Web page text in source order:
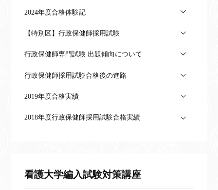
2024年度合格体験記
【特別区】行政保健師採用試験
行政保健師専門試験 出題傾向について
行政保健師採用試験合格後の進路
2019年度合格実績
2018年度行政保健師採用試験合格実績
看護大学編入試験対策講座